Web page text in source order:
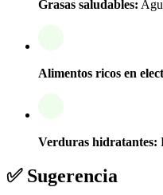
Grasas saludables:
Alimentos ricos en
Verduras hidratantes:
✅ Sugerencia